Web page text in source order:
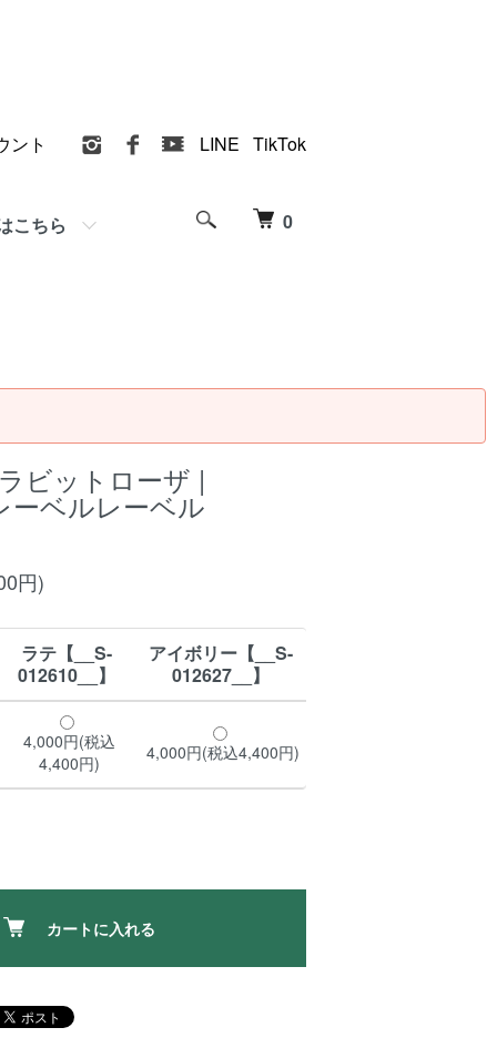
0
こちら
ント LINE TikTok
ビットローザ |
ーベルレーベル
円)
ラテ【__S-
012610__】
アイボリー【__S-
012627__】
4,000円(税込
4,400円)
4,000円(税込4,400円)
カートに入れる